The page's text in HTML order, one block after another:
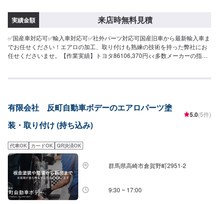
実績金額 来店時無料見積
✅国産車対応可✅輸入車対応可✅社外パーツ対応可国産旧車から最新輸入車ま
でお任せください！エアロの加工、取り付けも熟練の技術を持った弊社にお
任せくださいませ。【作業実績】トヨタ86106,370円<<多数メーカーの指定
す。国産車もご安心してご依頼ください。<<無料の代車のご用意>>整備にお
有限会社 反町自動車ボデーのエアロパーツ塗
装・取り付け (持ち込み)
5.0(5件)
代車OK カードOK QR決済OK
群馬県高崎市倉賀野町2951‐2
9:30 ~ 17:00